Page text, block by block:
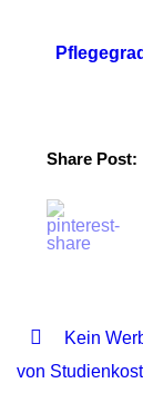
Share Post:
Kein
von